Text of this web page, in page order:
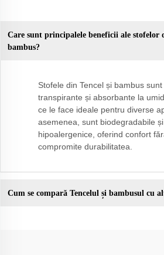
Care sunt principalele beneficii ale stofelor
bambus?
Stofele din Tencel și bambus sunt
transpirante și absorbante la
ce le face ideale pentru diverse
asemenea, sunt biodegradabile și
hipoalergenice, oferind confort
compromite durabilitatea.
Cum se compară Tencelul și bambusul cu